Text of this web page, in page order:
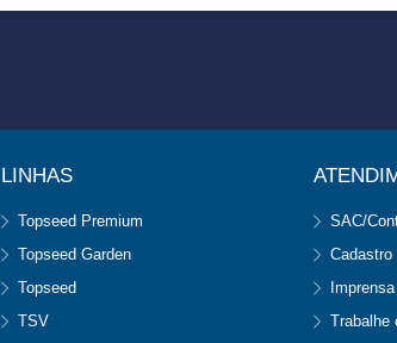
LINHAS
Topseed Premium
Topseed Garden
Topseed
TSV
SAC/
Cadastro
Imprensa
Trabalhe